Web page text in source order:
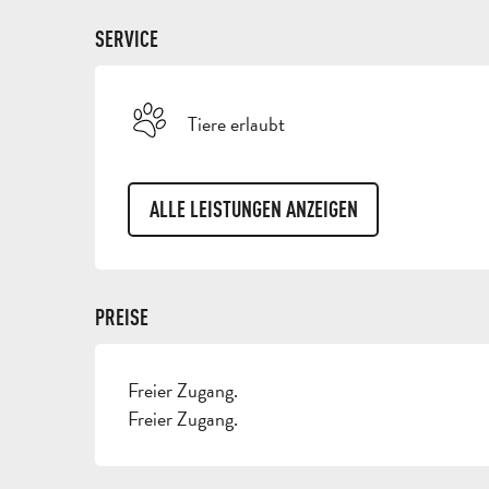
SERVICE
Tiere erlaubt
ALLE LEISTUNGEN ANZEIGEN
PREISE
Freier Zugang.
Freier Zugang.